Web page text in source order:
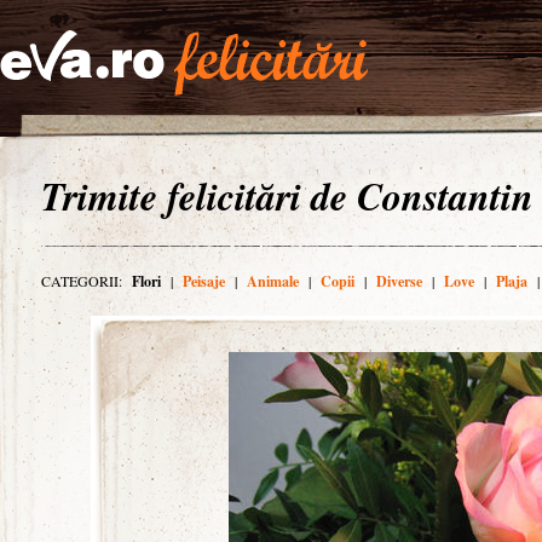
Trimite felicitări de
CATEGORII: Flori | Peisaje | Animale | Copii | Diverse | Love | Plaja |